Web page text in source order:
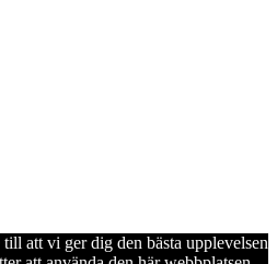
att vi ger dig den bästa upplevelsen